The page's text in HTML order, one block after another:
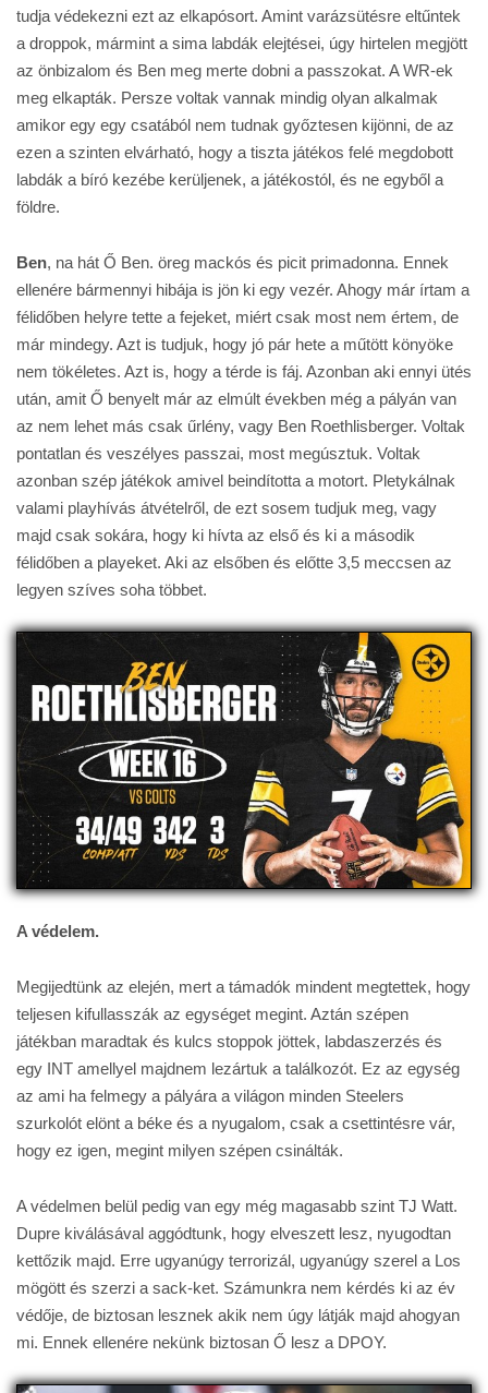
tudja védekezni ezt az elkapósort. Amint varázsütésre eltűntek
a droppok, mármint a sima labdák elejtései, úgy hirtelen megjött
az önbizalom és Ben meg merte dobni a passzokat. A WR-ek
meg elkapták. Persze voltak vannak mindig olyan alkalmak
amikor egy egy csatából nem tudnak győztesen kijönni, de az
ezen a szinten elvárható, hogy a tiszta játékos felé megdobott
labdák a bíró kezébe kerüljenek, a játékostól, és ne egyből a
földre.
Ben, na hát Ő Ben. öreg mackós és picit primadonna. Ennek
ellenére bármennyi hibája is jön ki egy vezér. Ahogy már írtam a
félidőben helyre tette a fejeket, miért csak most nem értem, de
már mindegy. Azt is tudjuk, hogy jó pár hete a műtött könyöke
nem tökéletes. Azt is, hogy a térde is fáj. Azonban aki ennyi ütés
után, amit Ő benyelt már az elmúlt években még a pályán van
az nem lehet más csak űrlény, vagy Ben Roethlisberger. Voltak
pontatlan és veszélyes passzai, most megúsztuk. Voltak
azonban szép játékok amivel beindította a motort. Pletykálnak
valami playhívás átvételről, de ezt sosem tudjuk meg, vagy
majd csak sokára, hogy ki hívta az első és ki a második
félidőben a playeket. Aki az elsőben és előtte 3,5 meccsen az
legyen szíves soha többet.
A védelem.
Megijedtünk az elején, mert a támadók mindent megtettek, hogy
teljesen kifullasszák az egységet megint. Aztán szépen
játékban maradtak és kulcs stoppok jöttek, labdaszerzés és
egy INT amellyel majdnem lezártuk a találkozót. Ez az egység
az ami ha felmegy a pályára a világon minden Steelers
szurkolót elönt a béke és a nyugalom, csak a csettintésre vár,
hogy ez igen, megint milyen szépen csinálták.
A védelmen belül pedig van egy még magasabb szint TJ Watt.
Dupre kiválásával aggódtunk, hogy elveszett lesz, nyugodtan
kettőzik majd. Erre ugyanúgy terrorizál, ugyanúgy szerel a Los
mögött és szerzi a sack-ket. Számunkra nem kérdés ki az év
védője, de biztosan lesznek akik nem úgy látják majd ahogyan
mi. Ennek ellenére nekünk biztosan Ő lesz a DPOY.